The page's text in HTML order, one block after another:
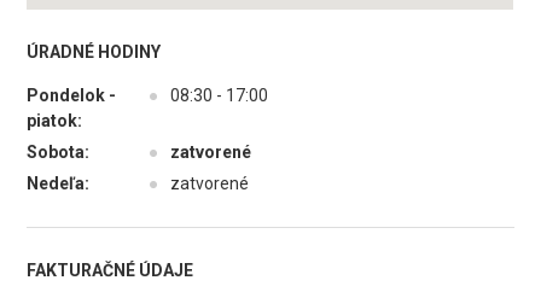
ÚRADNÉ HODINY
Pondelok -
piatok:
● 08:30 - 17:00
Sobota: ●
zatvorené
Nedeľa:
● zatvorené
FAKTURAČNÉ ÚDAJE